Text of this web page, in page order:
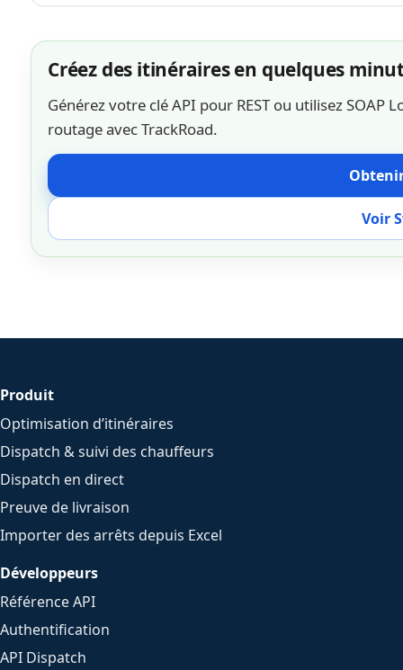
Créez des itinéraires en quelques
Générez votre clé API pour REST ou utilisez
routage avec TrackRoad.
Voir
Produit
Optimisation d’itinéraires
Dispatch & suivi des chauffeurs
Dispatch en direct
Preuve de livraison
Importer des arrêts depuis Excel
Développeurs
Référence API
Authentification
API Dispatch